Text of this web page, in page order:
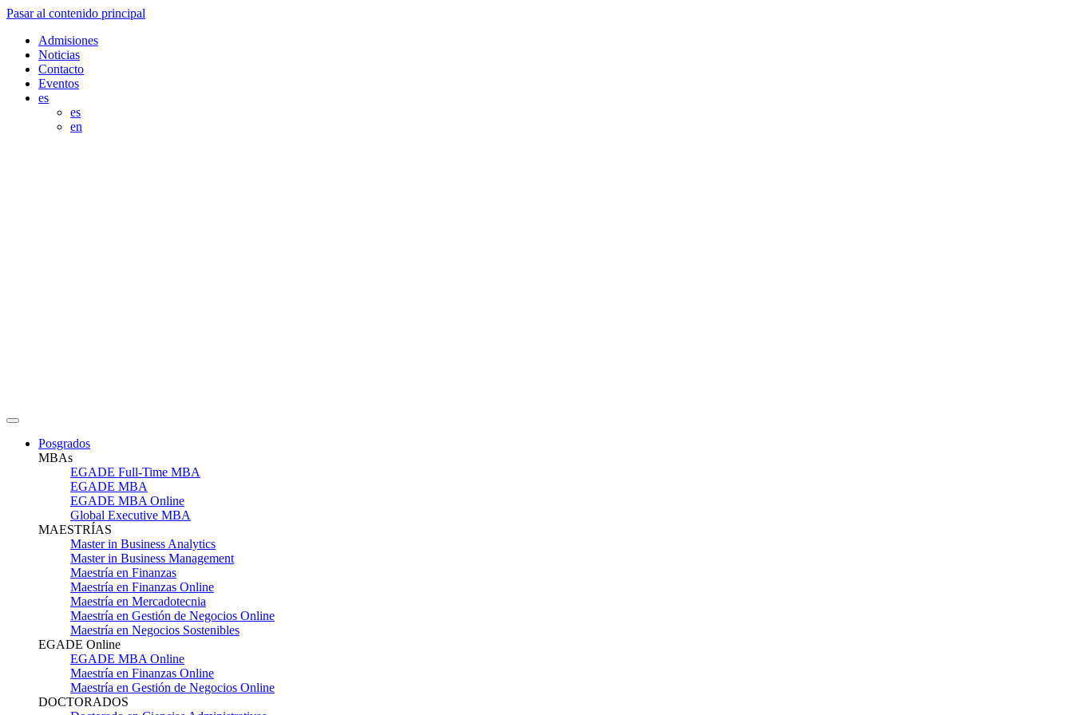
Pasar al contenido principal
Admisiones
Noticias
Contacto
Eventos
es
es
en
Posgrados
MBAs
EGADE Full-Time MBA
EGADE MBA
EGADE MBA Online
Global Executive MBA
MAESTRÍAS
Master in Business Analytics
Master in Business Management
Maestría en Finanzas
Maestría en Finanzas Online
Maestría en Mercadotecnia
Maestría en Gestión de Negocios Online
Maestría en Negocios Sostenibles
EGADE Online
EGADE MBA Online
Maestría en Finanzas Online
Maestría en Gestión de Negocios Online
DOCTORADOS